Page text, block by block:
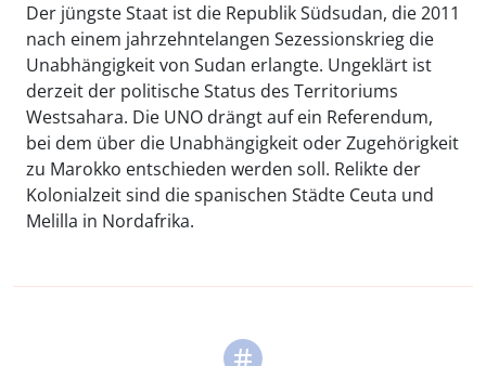
Der jüngste Staat ist die Republik Südsudan, die 2011
nach einem jahrzehntelangen Sezessionskrieg die
Unabhängigkeit von Sudan erlangte. Ungeklärt ist
derzeit der politische Status des Territoriums
Westsahara. Die UNO drängt auf ein Referendum,
bei dem über die Unabhängigkeit oder Zugehörigkeit
zu Marokko entschieden werden soll. Relikte der
Kolonialzeit sind die spanischen Städte Ceuta und
Melilla in Nordafrika.